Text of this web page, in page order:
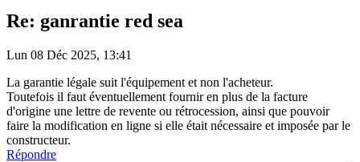
Re: ganrantie red sea
Lun 08 Déc 2025, 13:41
La garantie légale suit l'équipement et non l'acheteur.
Toutefois il faut éventuellement fournir en plus de la facture
d'origine une lettre de revente ou rétrocession, ainsi que pouvoir
faire la modification en ligne si elle était nécessaire et imposée par le
constructeur.
Répondre